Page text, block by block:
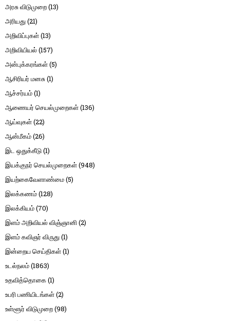
அரசு விடுமுறை(13)
அரியது(21)
அறிவிப்புகள்(13)
அறிவியியல் (157)
அன்புக்கரங்கள்(5)
ஆசிரியர் மனசு(1)
ஆச்சர்யம்(1)
ஆணையர் செயல்முறைகள்(136)
ஆய்வுகள்(22)
ஆன்மீகம்(26)
இட ஒதுக்கீடு(1)
இயக்குநர் செயல்முறைகள்(948)
இயற்கைவேளாண்மை(5)
இலக்கணம்(128)
இலக்கியம்(70)
இளம் அறிவியல் விஞ்ஞானி(2)
இளம் கவிஞர் விருது(1)
இன்றைய செய்திகள்(1)
உடல்நலம்(1863)
உதவித்தொகை(1)
உபரி பணியிடங்கள்(2)
உள்ளூர் விடுமுறை(98)